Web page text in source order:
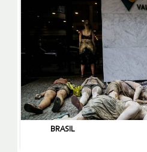
BRASIL